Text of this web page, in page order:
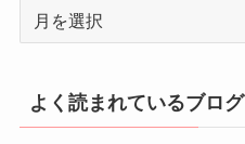
よく読まれているブログ